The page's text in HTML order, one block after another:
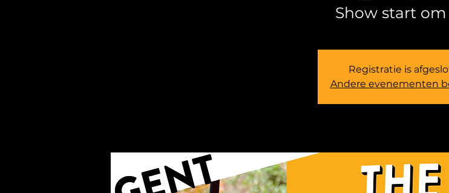
Registratie is
Andere evenementen